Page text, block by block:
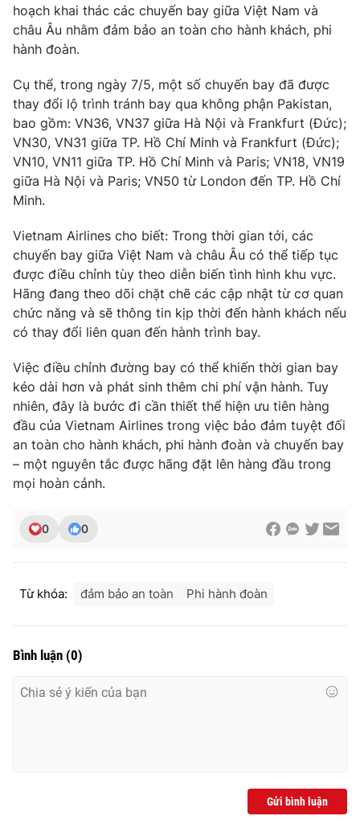
Góc doanh nghiệp
Truyền hình
Phim VTV
Hậu trường
Nhân vật
Khán giả
Giải sao mai
Điện ảnh
Âm nhạc
Sao
Đời sống
Du lịch
Làm đẹp
Chất lượng cuộc sống
Giáo dục
Tuyển sinh
Công nghệ
Hitech Công nghệ tương lai
Sản phẩm
Thị trường
Tư vấn
Giao lưu trực tuyến
Lịch phát sóng
Emagazine Podcast
Photo Infographic
Video
VTV Money
hoạch khai thác các chuyến bay giữa Việt Nam và
châu Âu nhằm đảm bảo an toàn cho hành khách, phi
hành đoàn.
Cụ thể, trong ngày 7/5, một số chuyến bay đã được
thay đổi lộ trình tránh bay qua không phận Pakistan,
bao gồm: VN36, VN37 giữa Hà Nội và Frankfurt (Đức);
VN30, VN31 giữa TP. Hồ Chí Minh và Frankfurt (Đức);
VN10, VN11 giữa TP. Hồ Chí Minh và Paris; VN18, VN19
giữa Hà Nội và Paris; VN50 từ London đến TP. Hồ Chí
Minh.
Vietnam Airlines cho biết: Trong thời gian tới, các
chuyến bay giữa Việt Nam và châu Âu có thể tiếp tục
được điều chỉnh tùy theo diễn biến tình hình khu vực.
Hãng đang theo dõi chặt chẽ các cập nhật từ cơ quan
chức năng và sẽ thông tin kịp thời đến hành khách nếu
có thay đổi liên quan đến hành trình bay.
Việc điều chỉnh đường bay có thể khiến thời gian bay
kéo dài hơn và phát sinh thêm chi phí vận hành. Tuy
nhiên, đây là bước đi cần thiết thể hiện ưu tiên hàng
đầu của Vietnam Airlines trong việc bảo đảm tuyệt đối
an toàn cho hành khách, phi hành đoàn và chuyến bay
– một nguyên tắc được hãng đặt lên hàng đầu trong
mọi hoàn cảnh.
0 0
Từ khóa: đảm bảo an toàn Phi hành đoàn
Bình luận (0)
Gửi bình luận